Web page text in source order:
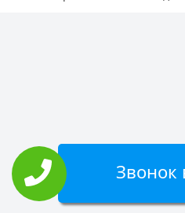
Звонок